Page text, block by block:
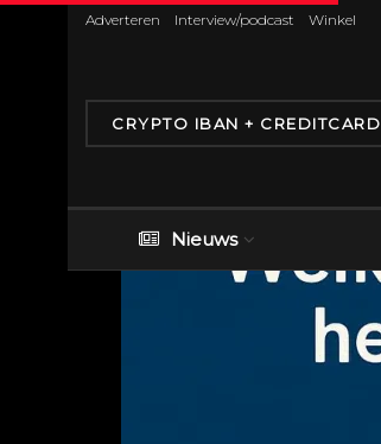
Adverteren Interview/podcast Winkel
CRYPTO IBAN + CREDITCARD
Nieuws